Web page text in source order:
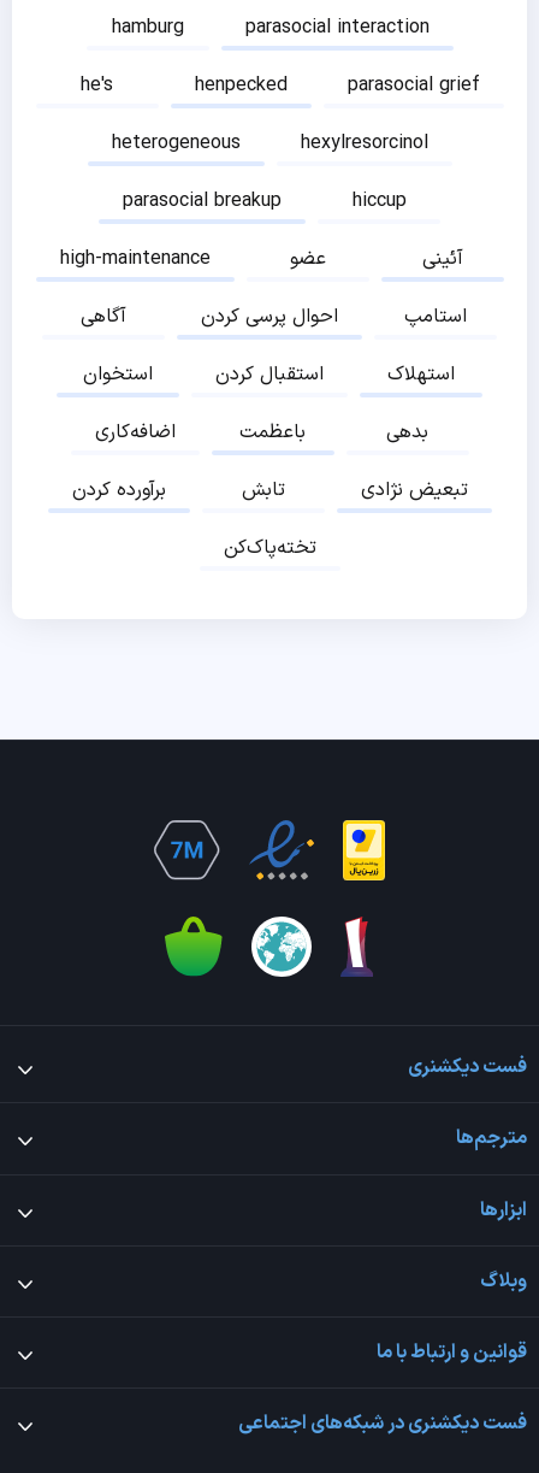
hamburg
parasocial interaction
he's
henpecked
parasocial grief
heterogeneous
hexylresorcinol
parasocial breakup
hiccup
high-maintenance
عضو
آئینی
آگاهی
احوال پرسی کردن
استامپ
استخوان
استقبال کردن
استهلاک
اضافه‌کاری
باعظمت
بدهی
برآورده کردن
تابش
تبعیض نژادی
تخته‌پاک‌کن
فست دیکشنری
مترجم‌ها
ابزارها
وبلاگ
قوانین و ارتباط با ما
فست دیکشنری در شبکه‌های اجتماعی